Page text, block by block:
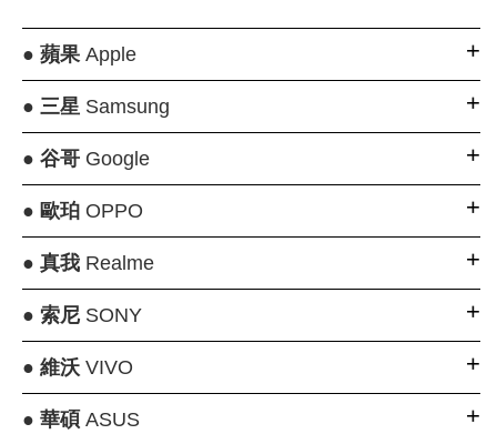
● 蘋果Apple
● 三星Samsung
● 谷哥Google
● 歐珀OPPO
● 真我Realme
● 索尼SONY
● 維沃VIVO
● 華碩 ASUS